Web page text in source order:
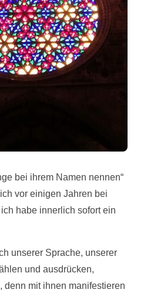
bei ihrem Namen nennen“
vor einigen Jahren bei
habe innerlich sofort ein
unserer Sprache, unserer
und ausdrücken,
denn mit ihnen manifestieren